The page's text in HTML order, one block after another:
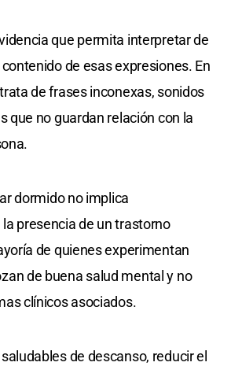
que permita interpretar de
de esas expresiones. En
de frases inconexas, sonidos
que no guardan relación con la
dormido no implica
presencia de un trastorno
de quienes experimentan
de buena salud mental y no
clínicos asociados.
de descanso, reducir el